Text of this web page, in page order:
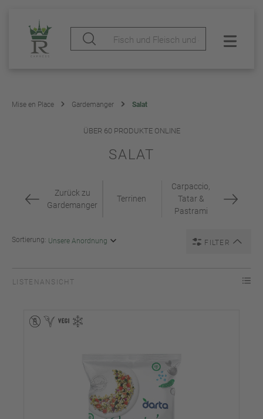
Mise en Place Gardemanger Salat
ÜBER 60 PRODUKTE ONLINE
SALAT
Zurück zu
Gardemanger
Terrinen
Carpaccio,
Tatar &
Pastrami
FILTER
Sortierung:
LISTENANSICHT